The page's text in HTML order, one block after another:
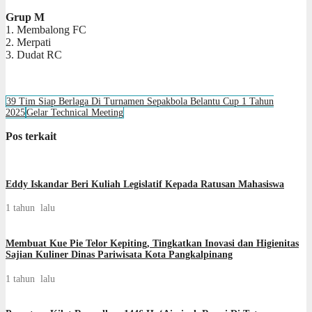
Grup M
1. Membalong FC
2. Merpati
3. Dudat RC
39 Tim Siap Berlaga Di Turnamen Sepakbola Belantu Cup 1 Tahun
2025Gelar Technical Meeting
Pos terkait
Eddy Iskandar Beri Kuliah Legislatif Kepada Ratusan Mahasiswa
1 tahun lalu
Membuat Kue Pie Telor Kepiting, Tingkatkan Inovasi dan Higienitas
Sajian Kuliner Dinas Pariwisata Kota Pangkalpinang
1 tahun lalu